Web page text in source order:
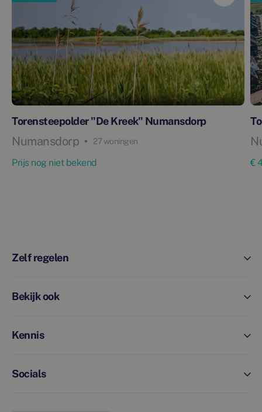
Torensteepolder "De Kreek" Numansdorp
Numansdorp 27 woningen
Prijs nog niet bekend €
Zelf regelen
Bekijk ook
Kennis
Socials